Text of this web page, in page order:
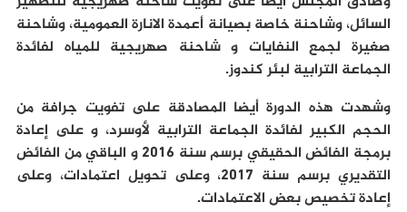
السائل، وشاحنة خاصة بصيانة أعمدة الانارة العمومية، وشاحنة
صغيرة لجمع النفايات و شاحنة صهريجية للمياه لفائدة
الجماعة الترابية لبئر كندوز.
وشهدت هذه الدورة أيضا المصادقة على تفويت جرافة من
الحجم الكبير لفائدة الجماعة الترابية لأوسرد، و على إعادة
برمجة الفائض الحقيقي برسم سنة 2016 و الباقي من الفائض
التقديري برسم سنة 2017، وعلى تحويل اعتمادات، وعلى
إعادة تخصيص بعض الاعتمادات.